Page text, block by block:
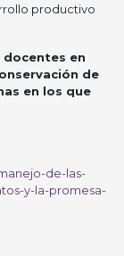
productivo
en
de
en los que
de-las-
y-la-promesa-